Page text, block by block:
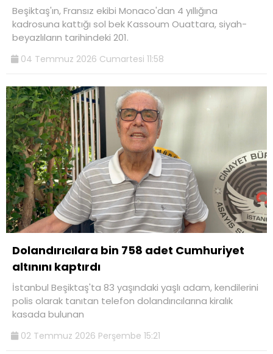
Beşiktaş'ın, Fransız ekibi Monaco'dan 4 yıllığına
kadrosuna kattığı sol bek Kassoum Ouattara, siyah-
beyazlıların tarihindeki 201.
04 Temmuz 2026 Cumartesi 11:58
Dolandırıcılara bin 758 adet Cumhuriyet
altınını kaptırdı
İstanbul Beşiktaş'ta 83 yaşındaki yaşlı adam, kendilerini
polis olarak tanıtan telefon dolandırıcılarına kiralık
kasada bulunan
02 Temmuz 2026 Perşembe 15:21